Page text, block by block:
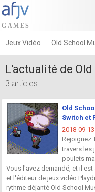
Jeux Vidéo Old School
L'actualité de
3 articles
Old
Switch et
2018-09-13
Rejoignez
travers les
poulets
Vous l'avez demandé, et il
et l'éditeur de jeux vidéo
rythme déjanté Old School